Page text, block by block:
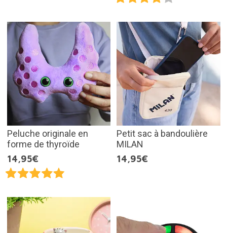
Peluche originale en
forme de thyroïde
14,95€
Petit sac à bandoulière
MILAN
14,95€